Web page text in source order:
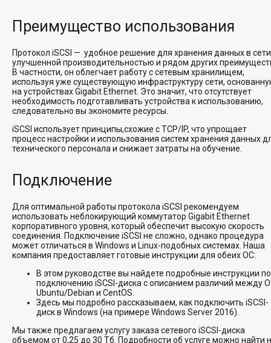
Преимущество использования
Протокол iSCSI — удобное решение для хранения данных в
улучшенной производительностью и рядом других
В частности, он облегчает работу с сетевым хранилищем,
используя уже существующую инфраструктуру сети,
на устройствах Gigabit Ethernet. Это значит, что отсутствует
необходимость подготавливать устройства к использованию,
следовательно вы экономите ресурсы.
iSCSI использует принципы,схожие с TCP/IP, что упрощает
процесс настройки и использования систем хранения данных
технического персонала и снижает затраты на обучение.
Подключение
Для оптимальной работы протокола iSCSI рекомендуем
использовать неблокирующий коммутатор Gigabit Ethernet
корпоративного уровня, который обеспечит высокую скорость
соединения. Подключение iSCSI не сложно, однако процедура
может отличаться в Windows и Linux-подобных системах. Наша
компания предоставляет готовые инструкции для обеих ОС:
В этом руководстве вы найдете подробные инструкции по
подключению iSCSI-диска с описанием различий между
Ubuntu/Debian и CentOS.
Здесь мы подробно рассказываем, как подключить iSCSI-
диск в Windows (на примере Windows Server 2016).
Мы также предлагаем услугу заказа сетевого iSCSI-диска
объемом от 0,25 до 30 Тб. Подробности об услуге можно найти